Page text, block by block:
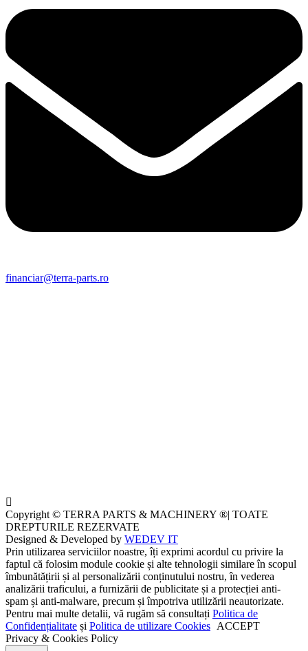
financiar@terra-parts.ro
Copyright © TERRA PARTS & MACHINERY ®| TOATE
DREPTURILE REZERVATE
Designed & Developed by WEDEV IT
Prin utilizarea serviciilor noastre, îți exprimi acordul cu privire la
faptul că folosim module cookie și alte tehnologii similare în scopul
îmbunătățirii și al personalizării conținutului nostru, în vederea
analizării traficului, a furnizării de publicitate și a protecției anti-
spam și anti-malware, precum și împotriva utilizării neautorizate.
Pentru mai multe detalii, vă rugăm să consultați Politica de
Confidențialitate și Politica de utilizare Cookies ACCEPT
Privacy & Cookies Policy